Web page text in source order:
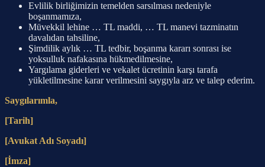
Evlilik birliğimizin temelden sarsılması nedeniyle
boşanmamıza,
Müvekkil lehine … TL maddi, … TL manevi tazminatın
davalıdan tahsiline,
Şimdilik aylık … TL tedbir, boşanma kararı sonrası ise
yoksulluk nafakasına hükmedilmesine,
Yargılama giderleri ve vekalet ücretinin karşı tarafa
yükletilmesine karar verilmesini saygıyla arz ve talep ederim.
Saygılarımla,
[Tarih]
[Avukat Adı Soyadı]
[İmza]